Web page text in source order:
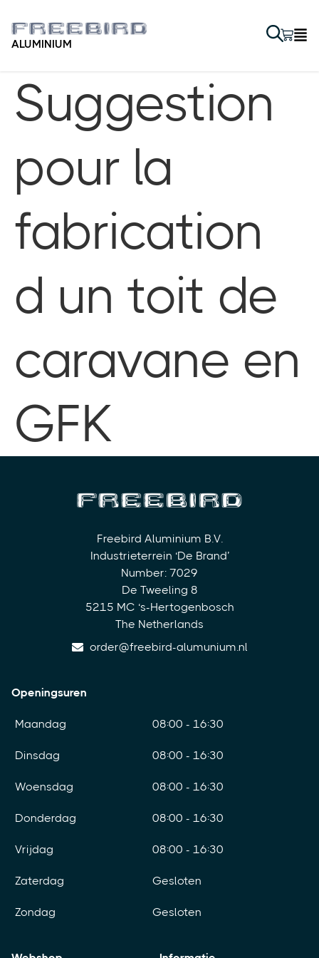
ALUMINIUM
Suggestion
pour la
fabrication
d un toit de
caravane en
GFK
Freebird Aluminium B.V.
Industrieterrein ‘De Brand’
Number: 7029
De Tweeling 8
5215 MC ‘s-Hertogenbosch
The Netherlands
order@freebird-alumunium.nl
Openingsuren
Maandag 08:00 - 16:30
Dinsdag 08:00 - 16:30
Woensdag 08:00 - 16:30
Donderdag 08:00 - 16:30
Vrijdag 08:00 - 16:30
Zaterdag Gesloten
Zondag Gesloten